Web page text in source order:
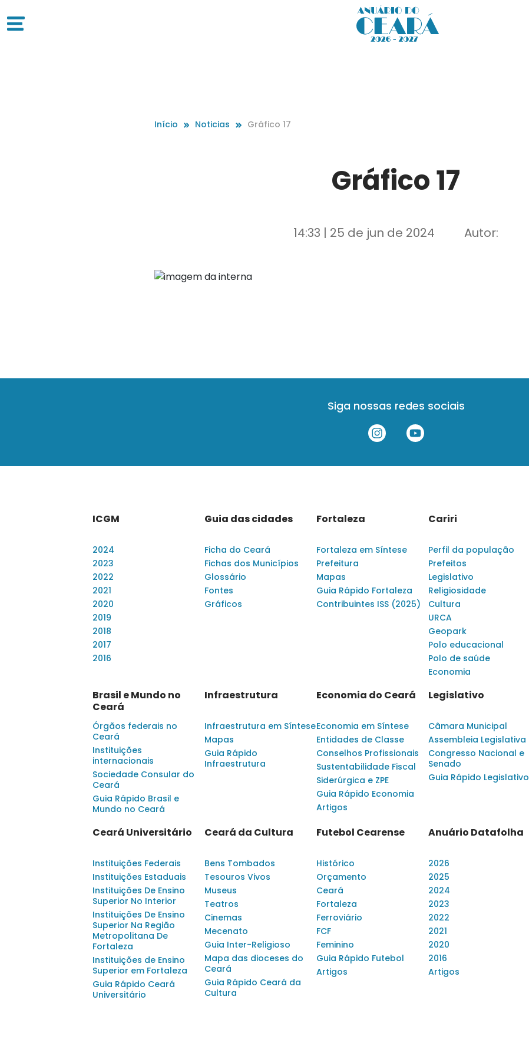
Início Noticias Gráfico 17
Gráfico 17
14:33 | 25 de jun de 2024 Autor:
Siga nossas redes sociais
ICGM
2024
2023
2022
2021
2020
2019
2018
2017
2016
Guia das cidades
Ficha do Ceará
Fichas dos Municípios
Glossário
Fontes
Gráficos
Fortaleza
Fortaleza em Síntese
Prefeitura
Mapas
Guia Rápido Fortaleza
Contribuintes ISS (2025)
Cariri
Perfil da população
Prefeitos
Legislativo
Religiosidade
Cultura
URCA
Geopark
Polo educacional
Polo de saúde
Economia
Brasil e Mundo no
Ceará
Órgãos federais no
Ceará
Instituições
internacionais
Sociedade Consular do
Ceará
Guia Rápido Brasil e
Mundo no Ceará
Infraestrutura
Infraestrutura em Síntese
Mapas
Guia Rápido
Infraestrutura
Economia do Ceará
Economia em Síntese
Entidades de Classe
Conselhos Profissionais
Sustentabilidade Fiscal
Siderúrgica e ZPE
Guia Rápido Economia
Artigos
Legislativo
Câmara Municipal
Assembleia Legislativa
Congresso Nacional e
Senado
Guia Rápido Legislativo
Ceará Universitário
Instituições Federais
Instituições Estaduais
Instituições De Ensino
Superior No Interior
Instituições De Ensino
Superior Na Região
Metropolitana De
Fortaleza
Instituições de Ensino
Superior em Fortaleza
Guia Rápido Ceará
Universitário
Ceará da Cultura
Bens Tombados
Tesouros Vivos
Museus
Teatros
Cinemas
Mecenato
Guia Inter-Religioso
Mapa das dioceses do
Ceará
Guia Rápido Ceará da
Cultura
Futebol Cearense
Histórico
Orçamento
Ceará
Fortaleza
Ferroviário
FCF
Feminino
Guia Rápido Futebol
Artigos
Anuário Datafolha
2026
2025
2024
2023
2022
2021
2020
2016
Artigos